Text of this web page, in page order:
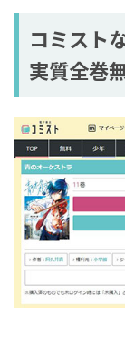
コミスト
実質全巻